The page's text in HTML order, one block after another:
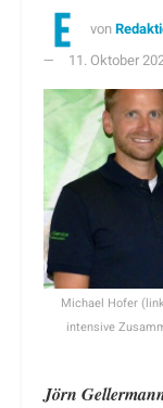
von
11. Oktober
Michael Hofer
intensive
Jörn